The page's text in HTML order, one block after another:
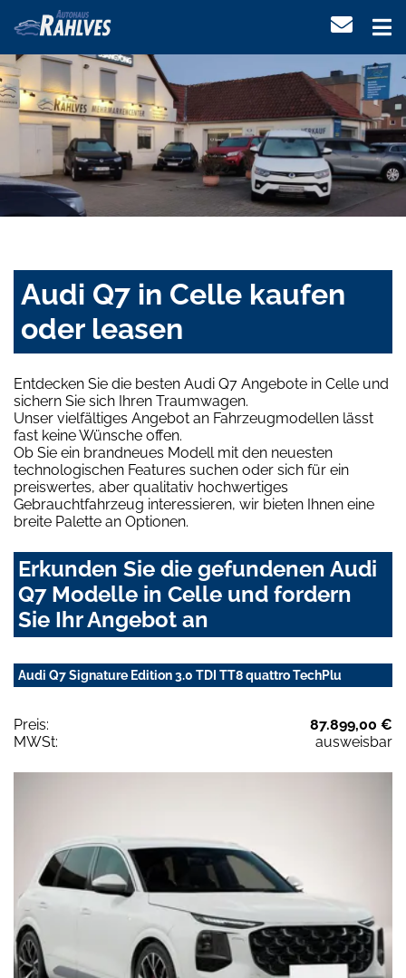
Audi Q7 in Celle kaufen
oder leasen
Entdecken Sie die besten Audi Q7 Angebote in Celle und
sichern Sie sich Ihren Traumwagen.
Unser vielfältiges Angebot an Fahrzeugmodellen lässt
fast keine Wünsche offen.
Ob Sie ein brandneues Modell mit den neuesten
technologischen Features suchen oder sich für ein
preiswertes, aber qualitativ hochwertiges
Gebrauchtfahrzeug interessieren, wir bieten Ihnen eine
breite Palette an Optionen.
Erkunden Sie die gefundenen Audi
Q7 Modelle in Celle und fordern
Sie Ihr Angebot an
Audi Q7 Signature Edition 3.0 TDI TT8 quattro TechPlu
Preis:
87.899,00 €
MWSt:
ausweisbar